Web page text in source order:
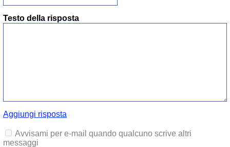
Testo della risposta
Aggiungi risposta
Avvisami per e-mail quando qualcuno scrive altri
messaggi